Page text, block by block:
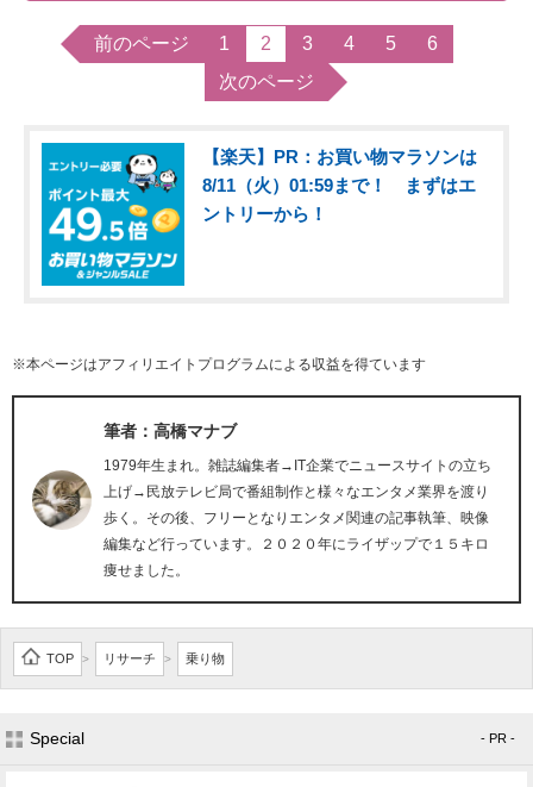
前のページ 1 2 3 4 5
6
次のページ
【楽天】PR：お買い物マラソンは
8/11（火）01:59まで！ まずはエ
ントリーから！
※本ページはアフィリエイトプログラムによる収益を得ています
筆者：高橋マナブ
1979年生まれ。雑誌編集者→IT企業でニュースサイトの立ち
上げ→民放テレビ局で番組制作と様々なエンタメ業界を渡り
歩く。その後、フリーとなりエンタメ関連の記事執筆、映像
編集など行っています。２０２０年にライザップで１５キロ
痩せました。
TOP > リサーチ > 乗り物
Special - PR -